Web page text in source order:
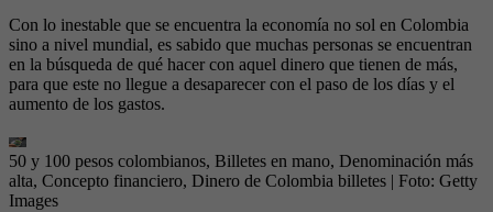
Con lo inestable que se encuentra la economía no sol en Colombia
sino a nivel mundial, es sabido que muchas personas se encuentran
en la búsqueda de qué hacer con aquel dinero que tienen de más,
para que este no llegue a desaparecer con el paso de los días y el
aumento de los gastos.
50 y 100 pesos colombianos, Billetes en mano, Denominación más
alta, Concepto financiero, Dinero de Colombia billetes | Foto: Getty
Images